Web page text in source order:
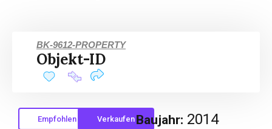
Objekt-ID
BK-9612-PROPERTY
Empfohlen Verkaufen Baujahr: 2014